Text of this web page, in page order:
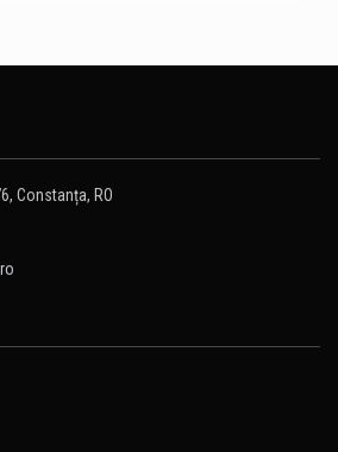
Constanța, RO